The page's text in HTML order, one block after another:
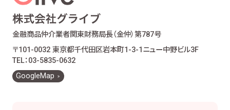
金融商品仲介業者関東財務局長（金仲）第787号
〒101-0032 東京都千代田区岩本町1-3-1 ニュー中野ビル3F
TEL：03-5835-0632
GoogleMap